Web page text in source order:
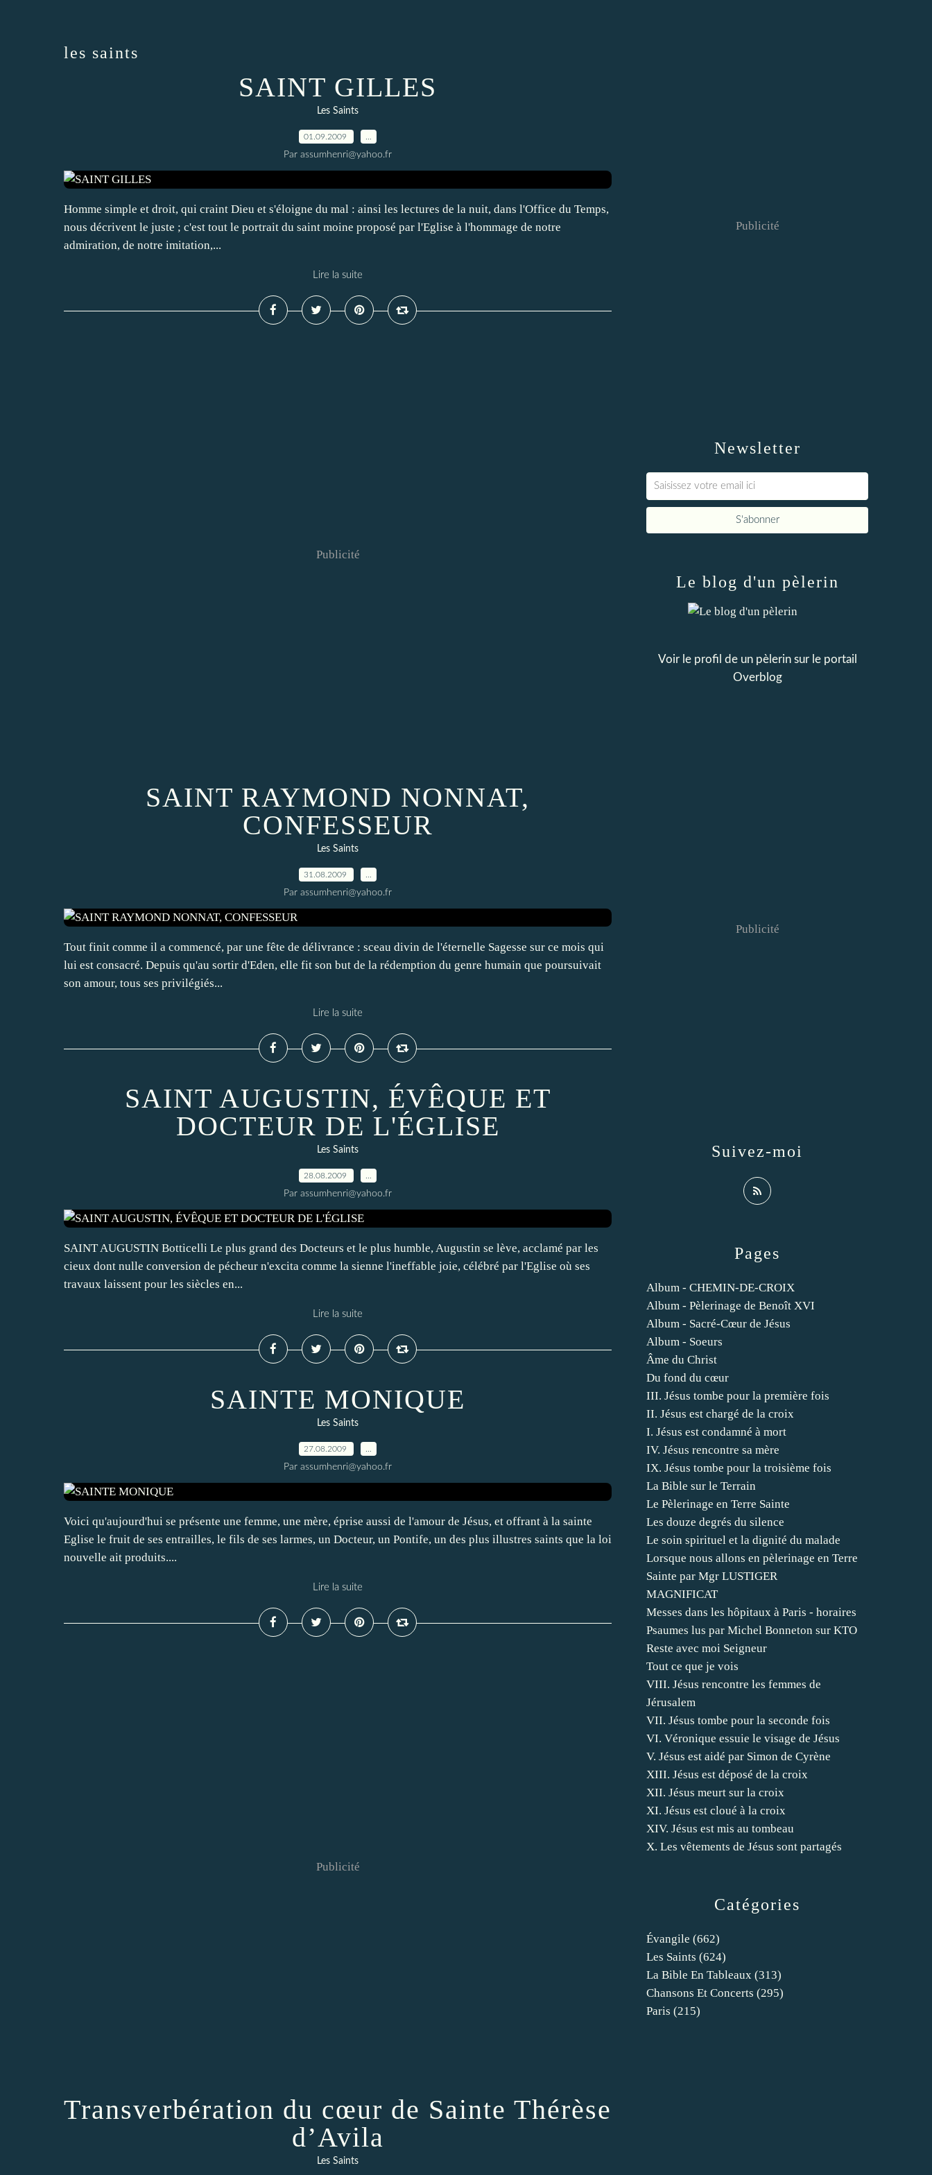
les saints
SAINT GILLES
Les Saints
01.09.2009
Par assumhenri@yahoo.fr
Homme simple et droit, qui craint Dieu et s'éloigne du mal : ainsi les lectures de la nuit, dans l'Office du Temps,
nous décrivent le juste ; c'est tout le portrait du saint moine proposé par l'Eglise à l'hommage de notre
admiration, de notre imitation,...
Lire la suite
Publicité
SAINT RAYMOND NONNAT,
CONFESSEUR
Les Saints
31.08.2009
Par assumhenri@yahoo.fr
Tout finit comme il a commencé, par une fête de délivrance : sceau divin de l'éternelle Sagesse sur ce mois qui
lui est consacré. Depuis qu'au sortir d'Eden, elle fit son but de la rédemption du genre humain que poursuivait
son amour, tous ses privilégiés...
Lire la suite
SAINT AUGUSTIN, ÉVÊQUE ET
DOCTEUR DE L'ÉGLISE
Les Saints
28.08.2009
Par assumhenri@yahoo.fr
SAINT AUGUSTIN Botticelli Le plus grand des Docteurs et le plus humble, Augustin se lève, acclamé par les
cieux dont nulle conversion de pécheur n'excita comme la sienne l'ineffable joie, célébré par l'Eglise où ses
travaux laissent pour les siècles en...
Lire la suite
SAINTE MONIQUE
Les Saints
27.08.2009
Par assumhenri@yahoo.fr
Voici qu'aujourd'hui se présente une femme, une mère, éprise aussi de l'amour de Jésus, et offrant à la sainte
Eglise le fruit de ses entrailles, le fils de ses larmes, un Docteur, un Pontife, un des plus illustres saints que la loi
nouvelle ait produits....
Lire la suite
Publicité
Transverbération du cœur de Sainte Thérèse
d’Avila
Les Saints
Newsletter
Publicité
Catégories
Évangile (662)
Les Saints (624)
La Bible En Tableaux (313)
Chansons Et Concerts (295)
Paris (215)
Pages
Album - CHEMIN-DE-CROIX
Album - Pèlerinage de Benoît XVI
Album - Sacré-Cœur de Jésus
Album - Soeurs
Âme du Christ
Du fond du cœur
III. Jésus tombe pour la première fois
II. Jésus est chargé de la croix
I. Jésus est condamné à mort
IV. Jésus rencontre sa mère
IX. Jésus tombe pour la troisième fois
La Bible sur le Terrain
Le Pèlerinage en Terre Sainte
Les douze degrés du silence
Le soin spirituel et la dignité du malade
Lorsque nous allons en pèlerinage en Terre
Sainte par Mgr LUSTIGER
MAGNIFICAT
Messes dans les hôpitaux à Paris - horaires
Psaumes lus par Michel Bonneton sur KTO
Reste avec moi Seigneur
Tout ce que je vois
VIII. Jésus rencontre les femmes de
Jérusalem
VII. Jésus tombe pour la seconde fois
VI. Véronique essuie le visage de Jésus
V. Jésus est aidé par Simon de Cyrène
XIII. Jésus est déposé de la croix
XII. Jésus meurt sur la croix
XI. Jésus est cloué à la croix
XIV. Jésus est mis au tombeau
X. Les vêtements de Jésus sont partagés
Le blog d'un pèlerin
Voir le profil de un pèlerinsur le portail
Overblog
Suivez-moi
Publicité